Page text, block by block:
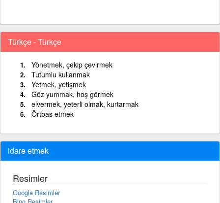
Türkçe - Türkçe
Yönetmek, çekip çevirmek
Tutumlu kullanmak
Yetmek, yetişmek
Göz yummak, hoş görmek
elvermek, yeterli olmak, kurtarmak
Örtbas etmek
idare etmek
Resimler
Google Resimler
Bing Resimler